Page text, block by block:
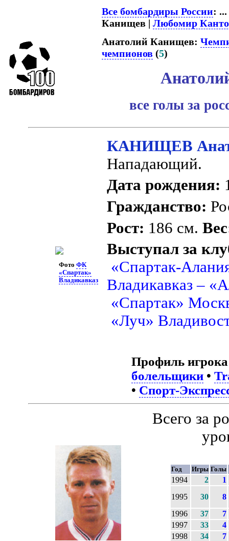
Все бомбардиры России:
Канищев |Любомир
Анатолий Канищев:
чемпионов (5)
все голы за
ФотоФК
«Спартак»
Владикавказ
КАНИЩЕВ
Нападающий.
Дата рождения:
Гражданство:
Рост: 186 см.
Выступал за
«Спартак-
Владикавказ –
«Спартак»
«Луч»
Профиль
болельщики•
• Спорт-
Всего за
Год Игры Голы
1994 2
1
1995
30
8
1996
37
7
1997
33
4
1998
34
7